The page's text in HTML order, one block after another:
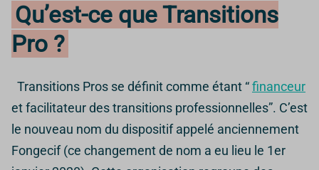
Qu’est-ce que Transitions
Pro ?
Transitions Pros se définit comme étant “financeur
et facilitateur des transitions professionnelles”. C’est
le nouveau nom du dispositif appelé anciennement
Fongecif (ce changement de nom a eu lieu le 1er